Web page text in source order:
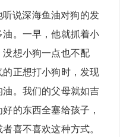
说深海鱼油对狗的发
。一早，他就抓着小
想小狗一点也不配
正想打小狗时，发现
。我们的父母就如吉
的东西全塞给孩子，
喜不喜欢这种方式。